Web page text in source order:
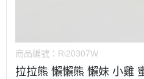
商品編號： Ri20307W
拉拉熊 懶懶熊 懶妹 小雞